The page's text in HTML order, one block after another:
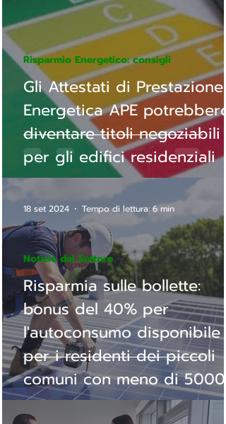
Gli Attestati di Prestazione
Energetica APE potrebbero
diventare titoli negoziabili
per gli edifici residenziali
Risparmio Energetico: consigli
Risparmia sulle bollette:
bonus del 40% per
l'autoconsumo disponibile
per i residenti dei piccoli
comuni con meno di 5000
abitanti!
Notizie del Settore
18 set 2024 Tempo di lettura: 6 min